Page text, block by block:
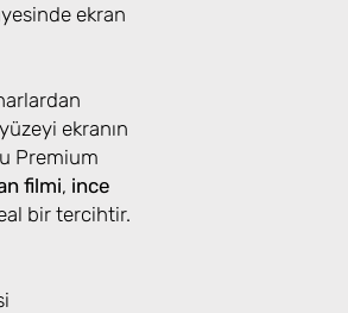
ekran
ekranın
Premium
filmi, ince
bir tercihtir.